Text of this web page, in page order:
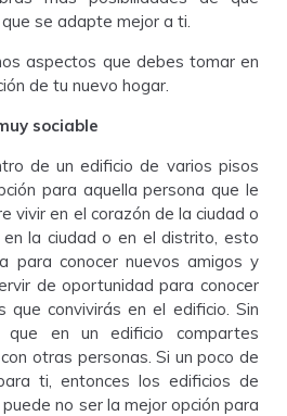
se adapte mejor a ti.
aspectos que debes tomar en
de tu nuevo hogar.
sociable
de un edificio de varios pisos
para aquella persona que le
vivir en el corazón de la ciudad o
la ciudad o en el distrito, esto
para conocer nuevos amigos y
de oportunidad para conocer
que convivirás en el edificio. Sin
que en un edificio compartes
otras personas. Si un poco de
ti, entonces los edificios de
no ser la mejor opción para